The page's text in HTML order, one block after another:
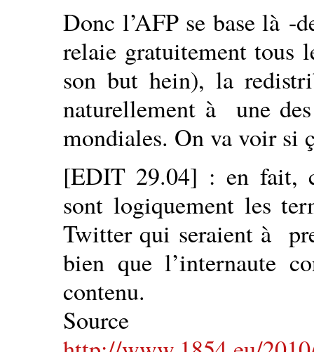
Donc l’AFP se base là -
relaie gratuitement tous
son but hein), la
naturellement à une des
mondiales. On va voir si
[EDIT 29.04] : en fait,
sont logiquement les
Twitter qui seraient à
bien que l’internaute
contenu.